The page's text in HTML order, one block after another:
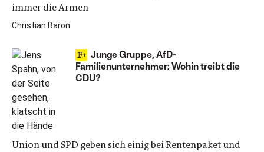
immer die Armen
Christian Baron
Junge Gruppe, AfD-
Familienunternehmer: Wohin treibt die
CDU?
Union und SPD geben sich einig bei Rentenpaket und